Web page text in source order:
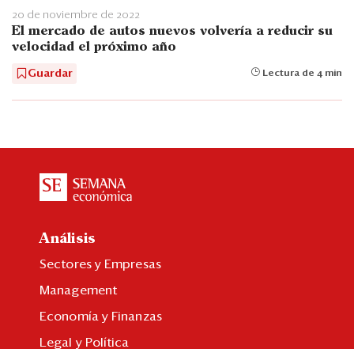
20 de noviembre de 2022
El mercado de autos nuevos volvería a reducir su
velocidad el próximo año
Guardar Lectura de 4 min
Análisis
Sectores y Empresas
Management
Economía y Finanzas
Legal y Política